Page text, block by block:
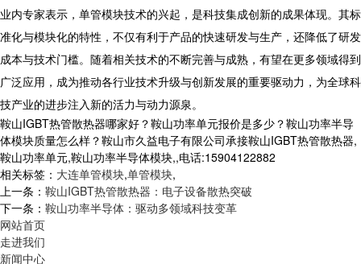
业内专家表示，单管模块技术的兴起，是科技集成创新的成果体现。其标
准化与模块化的特性，不仅有利于产品的快速研发与生产，还降低了研发
成本与技术门槛。随着相关技术的不断完善与成熟，有望在更多领域得到
广泛应用，成为推动各行业技术升级与创新发展的重要驱动力，为全球科
技产业的进步注入新的活力与动力源泉。
鞍山IGBT热管散热器哪家好？鞍山功率单元报价是多少？鞍山功率半导
体模块质量怎么样？鞍山市久益电子有限公司承接鞍山IGBT热管散热器,
鞍山功率单元,鞍山功率半导体模块,,电话:15904122882
相关标签： 大连单管模块,单管模块,
上一条： 鞍山IGBT热管散热器：电子设备散热突破
下一条： 鞍山功率半导体：驱动多领域科技变革
网站首页
走进我们
新闻中心